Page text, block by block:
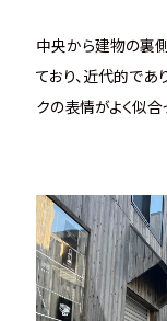
中央から建物の裏
ており、近代的で
クの表情がよく似合